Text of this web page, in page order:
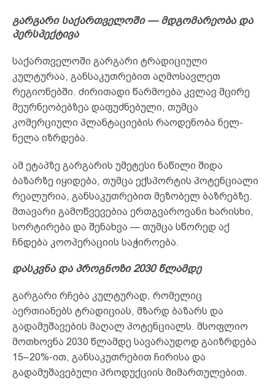
გარგარი საქართველოში — მდგომარეობა და
პერსპექტივა
საქართველოში გარგარი ტრადიციული
კულტურაა, განსაკუთრებით აღმოსავლეთ
რეგიონებში. ძირითადი წარმოება კვლავ მცირე
მეურნეობებზეა დაფუძნებული, თუმცა
კომერციული პლანტაციების რაოდენობა ნელ-
ნელა იზრდება.
ამ ეტაპზე გარგარის უმეტესი ნაწილი შიდა
ბაზარზე იყიდება, თუმცა ექსპორტის პოტენციალი
რეალურია, განსაკუთრებით მეზობელ ბაზრებზე.
მთავარი გამოწვევებია ერთგვაროვანი ხარისხი,
სორტირება და შენახვა — თუმცა სწორედ აქ
ჩნდება კოოპერაციის საჭიროება.
დასკვნა და პროგნოზი 2030 წლამდე
გარგარი რჩება კულტურად, რომელიც
აერთიანებს ტრადიციას, მზარდ ბაზარს და
გადამუშავების მაღალ პოტენციალს. მსოფლიო
მოთხოვნა 2030 წლამდე სავარაუდოდ გაიზრდება
15–20%-ით, განსაკუთრებით ჩირისა და
გადამუშავებული პროდუქციის მიმართულებით.